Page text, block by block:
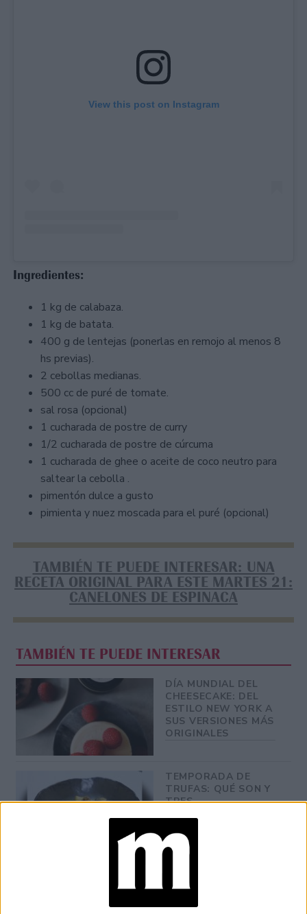
View this post on Instagram
Ingredientes:
1 kg de calabaza.
1 kg de batata.
400 g de lentejas (ponerlas en remojo al menos 8
hs previas).
2 cebollas medianas.
500 cc de puré de tomate.
sal rosa (opcional)
1 cucharada de postre de curry
1/2 cucharada de postre de cúrcuma
1 cucharada de ghee o aceite de coco neutro para
saltear la cebolla .
pimentón dulce a gusto
pimienta y nuez moscada para el puré (opcional)
TAMBIÉN TE PUEDE INTERESAR: UNA
RECETA ORIGINAL PARA ESTE MARTES 21:
CANELONES DE ESPINACA
TAMBIÉN TE PUEDE INTERESAR
DÍA MUNDIAL DEL
CHEESECAKE: DEL
ESTILO NEW YORK A
SUS VERSIONES MÁS
ORIGINALES
TEMPORADA DE
TRUFAS: QUÉ SON Y
TRES
EN BUENOS AIRES
PASTELERA QUE
RECUERDOS EN